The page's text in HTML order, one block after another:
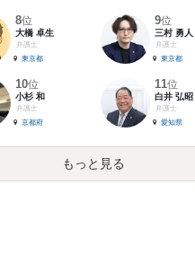
8位
大橋 卓生
弁護士
東京都
9位
三村 勇人
弁護士
東京都
10位
小杉 和
弁護士
京都府
11位
白井 弘昭
弁護士
愛知県
もっと見る